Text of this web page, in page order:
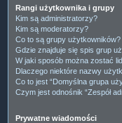
Rangi użytkownika i grupy
Kim są administratorzy?
Kim są moderatorzy?
Co to są grupy użytkowników?
Gdzie znajduje się spis grup
W jaki sposób można zostać
Dlaczego niektóre nazwy
Co to jest “Domyślna grupa
Czym jest odnośnik “Zespół
Prywatne wiadomości